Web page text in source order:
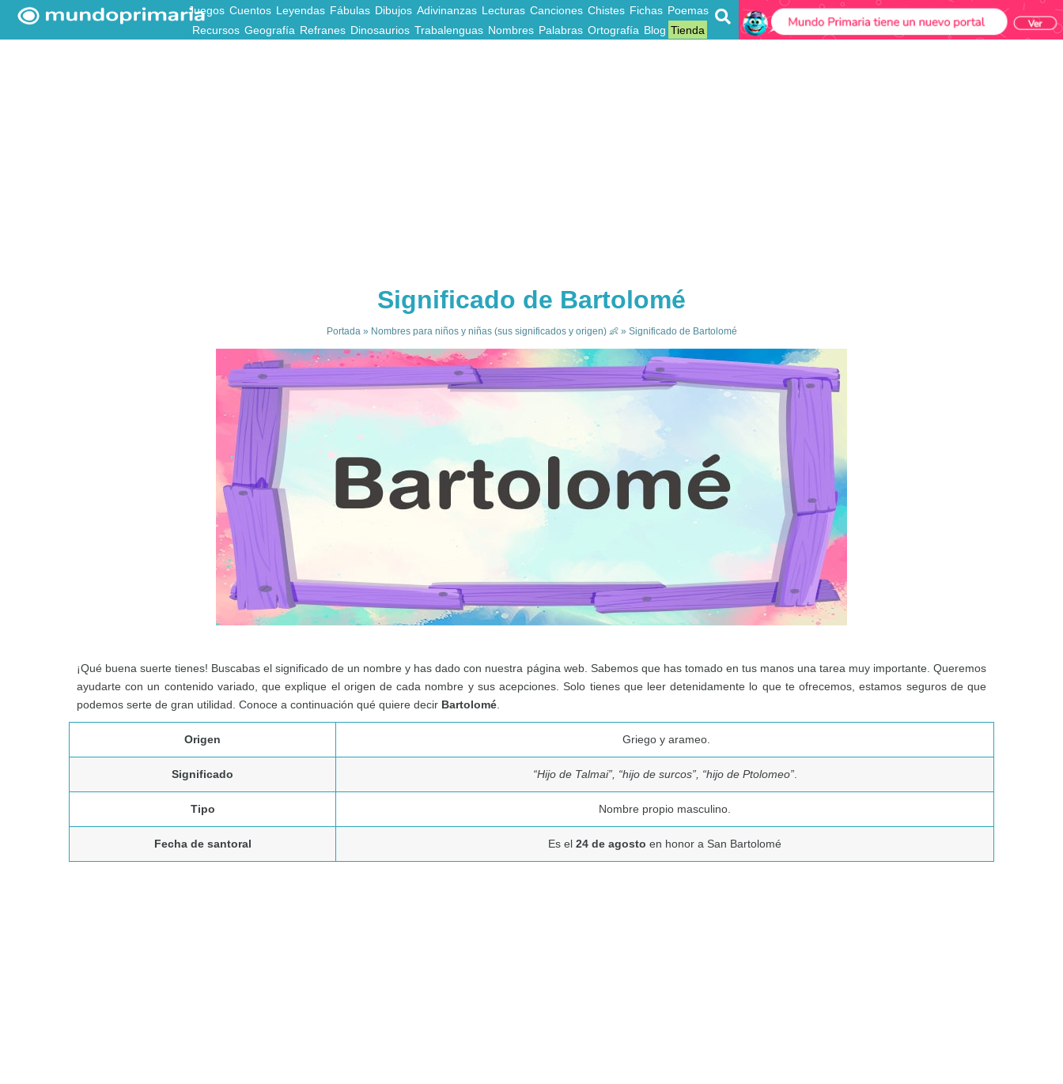
Juegos Cuentos Leyendas Fábulas Dibujos Adivinanzas Lecturas Canciones Chistes Fichas Poemas
Recursos Geografía Refranes Dinosaurios Trabalenguas Nombres Palabras Ortografía Blog Tienda
Significado de Bartolomé
Portada» Nombres para niños y niñas (sus significados y origen) 👶» Significado de Bartolomé
¡Qué buena suerte tienes! Buscabas el significado de un nombre y has dado con nuestra página web. Sabemos que has tomado en tus manos una tarea muy importante. Queremos
ayudarte con un contenido variado, que explique el origen de cada nombre y sus acepciones. Solo tienes que leer detenidamente lo que te ofrecemos, estamos seguros de que
podemos serte de gran utilidad. Conoce a continuación qué quiere decir Bartolomé
Origen Griego y arameo.
Significado “Hijo de Talmai”, “hijo de surcos”, “hijo de Ptolomeo”.
Tipo Nombre propio masculino.
Fecha de santoral Es el 24 de agosto en honor a San Bartolomé